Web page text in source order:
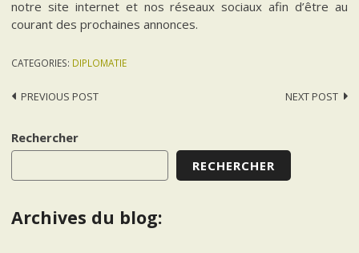
notre site internet et nos réseaux sociaux afin d’être au
courant des prochaines annonces.
CATEGORIES: DIPLOMATIE
Post
PREVIOUS POST NEXT POST
Rechercher
RECHERCHER
Archives du blog: